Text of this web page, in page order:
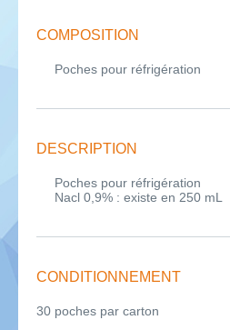
COMPOSITION
Poches pour réfrigération
DESCRIPTION
Poches pour réfrigération
Nacl 0,9% : existe en 250 mL
CONDITIONNEMENT
30 poches par carton